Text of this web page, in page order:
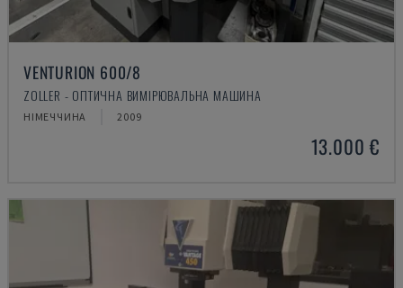
VENTURION 600/8
ZOLLER - ОПТИЧНА ВИМІРЮВАЛЬНА МАШИНА
НІМЕЧЧИНА 2009
13.000 €